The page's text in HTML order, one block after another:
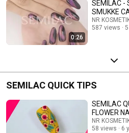
0:26
SEMILAC -
SMUKKE
NR
587 views
SEMILAC QUICK TIPS
SEMILAC
FLOWER
NR
58 views
6